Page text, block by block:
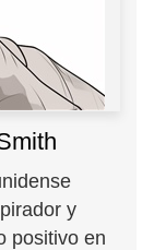
y
positivo en